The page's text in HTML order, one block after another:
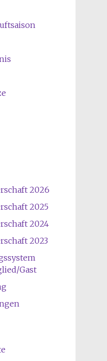
2026
2025
2024
2023
Gast